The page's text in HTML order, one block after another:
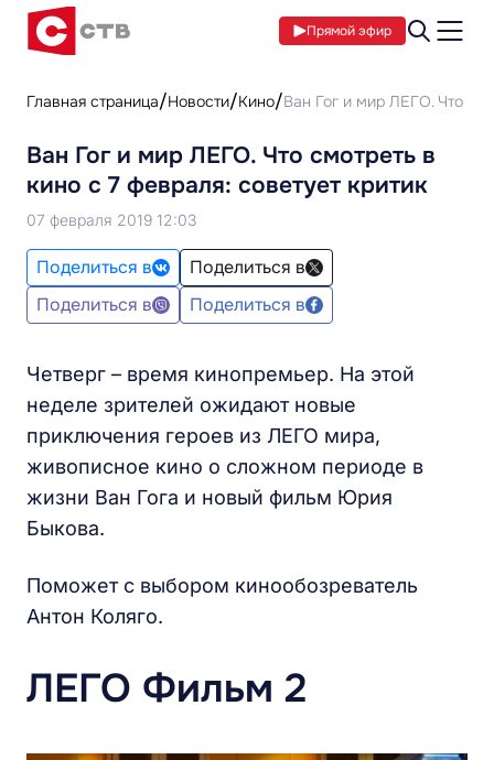
Прямой эфир
Главная страница Новости Кино Ван Гог и мир ЛЕГО. Что
Ван Гог и мир ЛЕГО. Что смотреть в
кино с 7 февраля: советует критик
07 февраля 2019 12:03
Поделиться в
Поделиться в
Поделиться в
Поделиться в
Четверг – время кинопремьер. На этой
неделе зрителей ожидают новые
приключения героев из ЛЕГО мира,
живописное кино о сложном периоде в
жизни Ван Гога и новый фильм Юрия
Быкова.
Поможет с выбором кинообозреватель
Антон Коляго.
ЛЕГО Фильм 2